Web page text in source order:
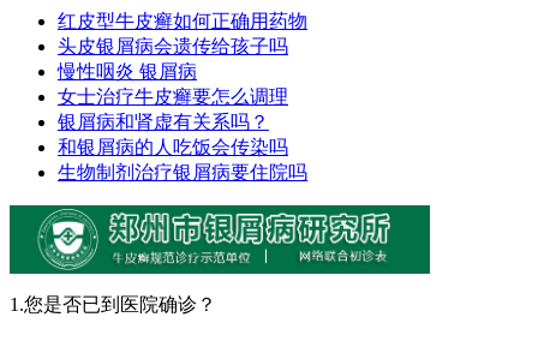
红皮型牛皮癣如何正确用药物
头皮银屑病会遗传给孩子吗
慢性咽炎 银屑病
女士治疗牛皮癣要怎么调理
银屑病和肾虚有关系吗？
和银屑病的人吃饭会传染吗
生物制剂治疗银屑病要住院吗
1.您是否已到医院确诊？